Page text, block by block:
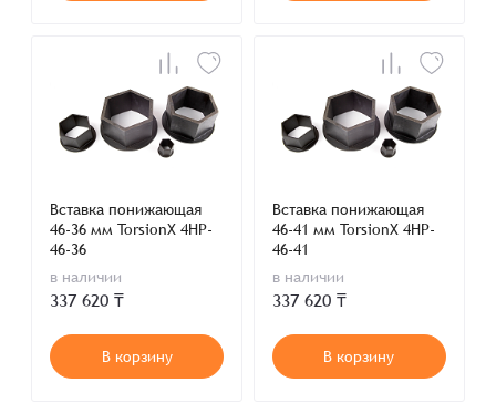
Вставка понижающая
46-36 мм TorsionX 4HP-
46-36
в наличии
337 620 ₸
В корзину
Вставка понижающая
46-41 мм TorsionX 4HP-
46-41
в наличии
337 620 ₸
В корзину